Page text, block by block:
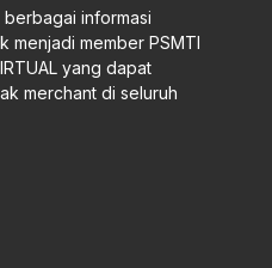
berbagai informasi
menjadi member PSMTI
yang dapat
merchant di seluruh